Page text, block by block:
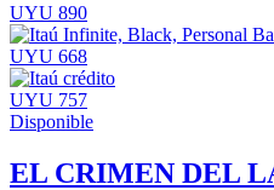
UYU 890
UYU 668
UYU 757
Disponible
EL CRIMEN DEL